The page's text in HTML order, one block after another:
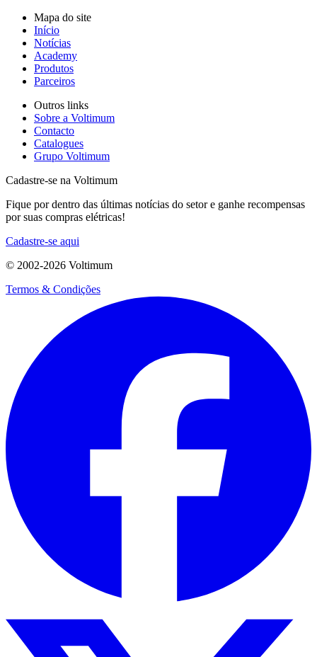
Mapa do site
Início
Notícias
Academy
Produtos
Parceiros
Outros links
Sobre a Voltimum
Contacto
Catalogues
Grupo Voltimum
Cadastre-se na Voltimum
Fique por dentro das últimas notícias do setor e ganhe recompensas
por suas compras elétricas!
Cadastre-se aqui
© 2002-2026 Voltimum
Termos & Condições